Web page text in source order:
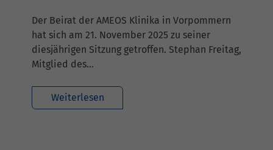
Der Beirat der AMEOS Klinika in Vorpommern
hat sich am 21. November 2025 zu seiner
diesjährigen Sitzung getroffen. Stephan Freitag,
Mitglied des…
Weiterlesen